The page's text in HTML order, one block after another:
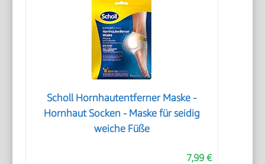
Scholl Hornhautentferner Maske -
Hornhaut Socken - Maske für seidig
weiche Füße
7,99 €